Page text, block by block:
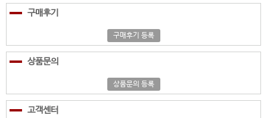
구매후기
구매후기 등록
상품문의
상품문의 등록
고객센터